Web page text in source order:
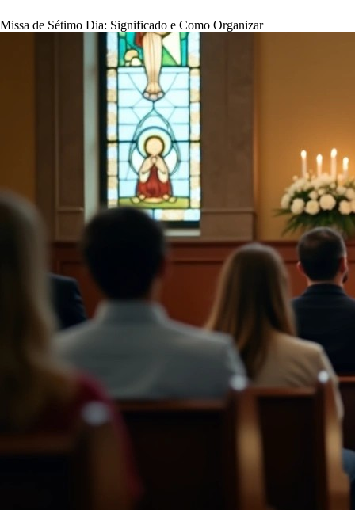
Missa de Sétimo Dia: Significado e Como Organizar